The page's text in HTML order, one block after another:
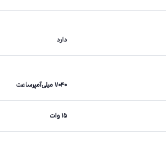
دارد
۷۰۴۰ میلی‌آمپرساعت
۱۵ وات